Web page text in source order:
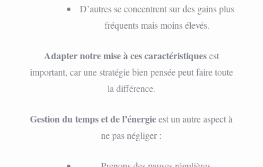
D’autres se concentrent sur des gains plus
fréquents mais moins élevés.
Adapter notre mise à ces caractéristiquesest
important, car une stratégie bien pensée peut faire toute
la différence.
Gestion du temps et de l’énergieest un autre aspect à
ne pas négliger :